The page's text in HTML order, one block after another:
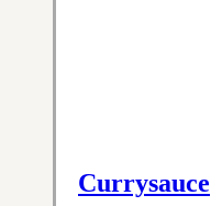
Currysauce